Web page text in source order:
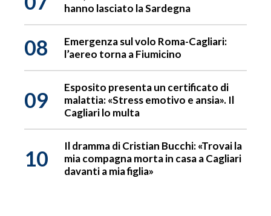
hanno lasciato la Sardegna
08
Emergenza sul volo Roma-Cagliari:
l’aereo torna a Fiumicino
09
Esposito presenta un certificato di
malattia: «Stress emotivo e ansia». Il
Cagliari lo multa
10
Il dramma di Cristian Bucchi: «Trovai la
mia compagna morta in casa a Cagliari
davanti a mia figlia»